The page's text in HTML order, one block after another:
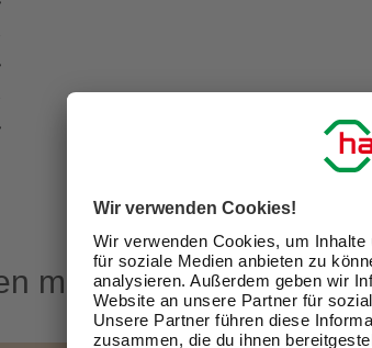
machen wir Dein